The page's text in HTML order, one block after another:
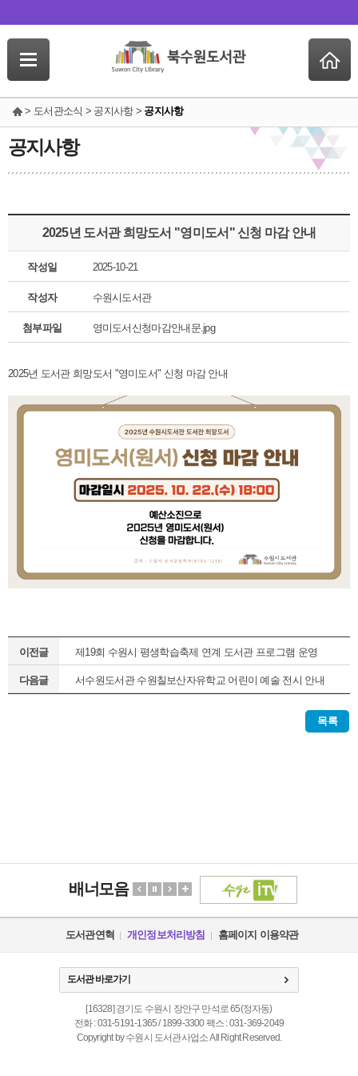
> 도서관소식 > 공지사항 > 공지사항
공지사항
2025년 도서관 희망도서 "영미도서" 신청 마감 안내
작성일 2025-10-21
작성자 수원시도서관
첨부파일 영미도서신청마감안내문.jpg
2025년 도서관 희망도서 "영미도서" 신청 마감 안내
이전글 제19회 수원시 평생학습축제 연계 도서관 프로그램 운영
다음글 서수원도서관 수원칠보산자유학교 어린이 예술 전시 안내
목록
배너모음
도서관연혁 개인정보처리방침 홈페이지 이용약관
[16328] 경기도 수원시 장안구 만석로 65(정자동)
전화 : 031-5191-1365 / 1899-3300 팩스 : 031-369-2049
Copyright by 수원시 도서관사업소 All Right Reserved.
도서관 바로가기